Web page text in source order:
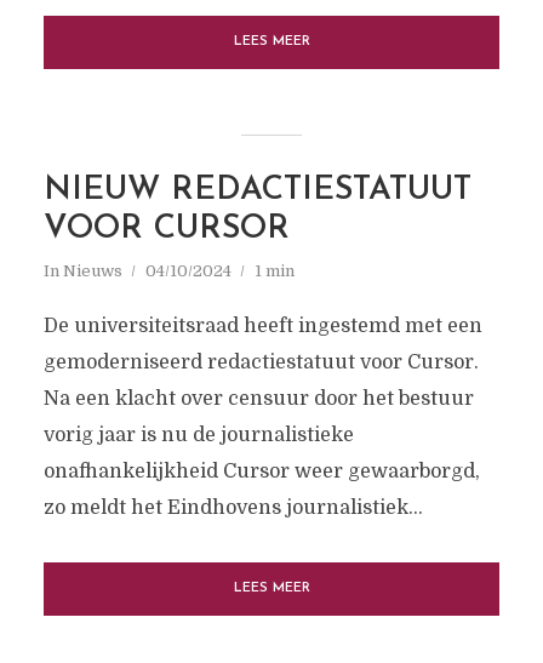
LEES MEER
NIEUW REDACTIESTATUUT
VOOR CURSOR
In Nieuws 04/10/2024 1 min
De universiteitsraad heeft ingestemd met een
gemoderniseerd redactiestatuut voor Cursor.
Na een klacht over censuur door het bestuur
vorig jaar is nu de journalistieke
onafhankelijkheid Cursor weer gewaarborgd,
zo meldt het Eindhovens journalistiek...
LEES MEER